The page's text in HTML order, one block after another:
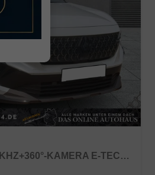
ESPRIT ALPINE SHZ+LKHZ+360°-KAMERA E-TECH 200